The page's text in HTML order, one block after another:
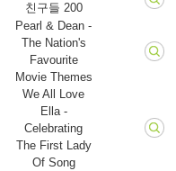
친구들 200
Pearl & Dean -
The Nation's
Favourite
Movie Themes
We All Love
Ella -
Celebrating
The First Lady
Of Song